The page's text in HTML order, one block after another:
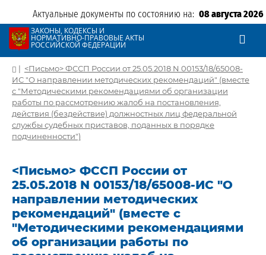
Актуальные документы по состоянию на: 08 августа 2026
ЗАКОНЫ, КОДЕКСЫ И
НОРМАТИВНО-ПРАВОВЫЕ АКТЫ
РОССИЙСКОЙ ФЕДЕРАЦИИ
| <Письмо> ФССП России от 25.05.2018 N 00153/18/65008-
ИС "О направлении методических рекомендаций" (вместе
с "Методическими рекомендациями об организации
работы по рассмотрению жалоб на постановления,
действия (бездействие) должностных лиц федеральной
службы судебных приставов, поданных в порядке
подчиненности")
<Письмо> ФССП России от
25.05.2018 N 00153/18/65008-ИС "О
направлении методических
рекомендаций" (вместе с
"Методическими рекомендациями
об организации работы по